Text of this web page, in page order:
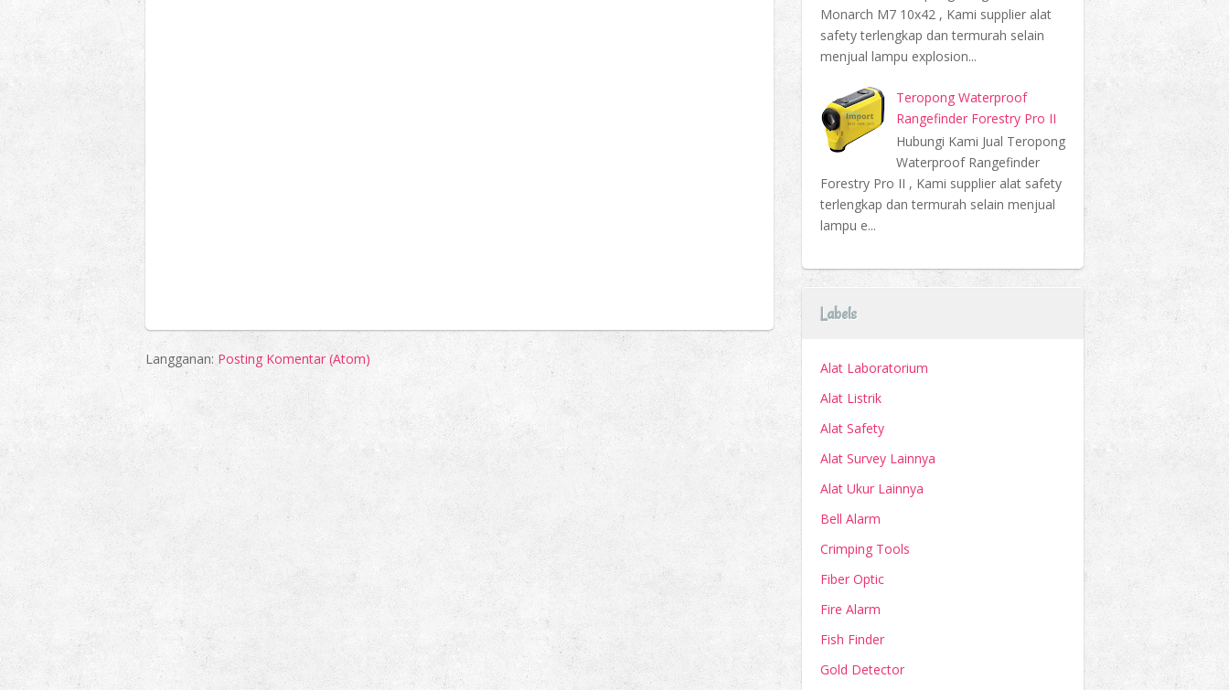
Langganan: Posting Komentar (Atom)
Monarch M7 10x42 , Kami supplier alat
safety terlengkap dan termurah selain
menjual lampu explosion...
Teropong Waterproof
Rangefinder Forestry Pro II
Hubungi Kami Jual Teropong
Waterproof Rangefinder
Forestry Pro II , Kami supplier alat safety
terlengkap dan termurah selain menjual
lampu e...
Labels
Alat Laboratorium
Alat Listrik
Alat Safety
Alat Survey Lainnya
Alat Ukur Lainnya
Bell Alarm
Crimping Tools
Fiber Optic
Fire Alarm
Fish Finder
Gold Detector